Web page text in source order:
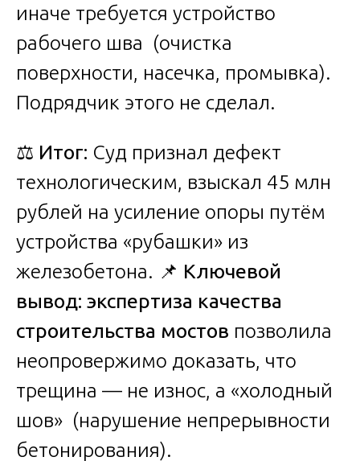
иначе требуется устройство
рабочего шва (очистка
поверхности, насечка, промывка).
Подрядчик этого не сделал.
⚖️ Итог: Суд признал дефект
технологическим, взыскал 45 млн
рублей на усиление опоры путём
устройства «рубашки» из
железобетона. 📌 Ключевой
вывод: экспертиза качества
строительства мостов позволила
неопровержимо доказать, что
трещина — не износ, а «холодный
шов» (нарушение непрерывности
бетонирования).